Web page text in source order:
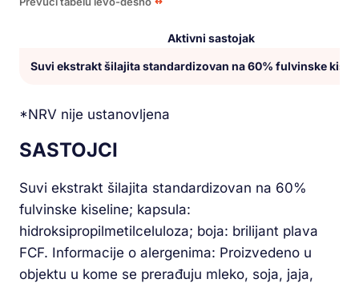
Aktivni sastojak
Suvi ekstrakt šilajita standardizovan na 60% fulvinske
*NRV nije ustanovljena
SASTOJCI
Suvi ekstrakt šilajita standardizovan na 60%
fulvinske kiseline; kapsula:
hidroksipropilmetilceluloza; boja: brilijant plava
FCF. Informacije o alergenima: Proizvedeno u
objektu u kome se prerađuju mleko, soja, jaja,